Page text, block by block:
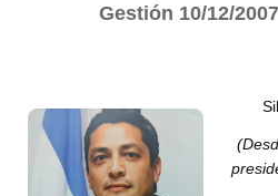
Gestión 10/12/